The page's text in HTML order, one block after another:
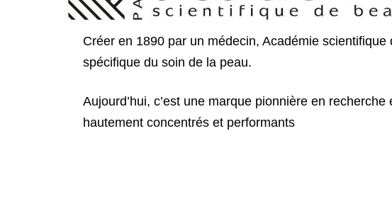
Créer en 1890 par un médecin, Académie
spécifique du soin de la peau.
Aujourd’hui, c’est une marque pionnière en
hautement concentrés et performants